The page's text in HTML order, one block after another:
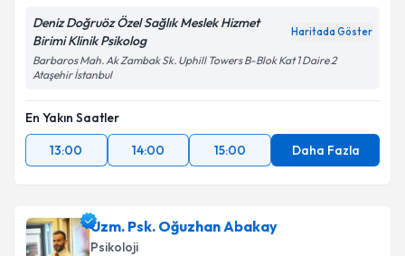
Deniz Doğruöz Özel Sağlık Meslek Hizmet
Birimi Klinik Psikolog
Haritada Göster
Barbaros Mah. Ak Zambak Sk. Uphill Towers B-Blok Kat 1 Daire 2
Ataşehir İstanbul
En Yakın Saatler
13:00
14:00 15:00 Daha Fazla
Uzm. Psk. Oğuzhan Abakay
Psikoloji